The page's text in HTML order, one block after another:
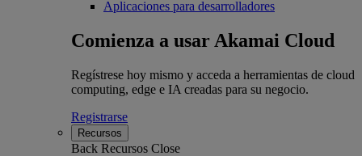
Aplicaciones para desarrolladores
Comienza a usar Akamai Cloud
Regístrese hoy mismo y acceda a herramientas de cloud
computing, edge e IA creadas para su negocio.
Registrarse
Recursos
Back Recursos Close